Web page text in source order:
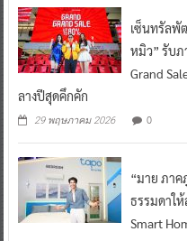
เซ็นทรัลพั
หมิว” รับภ
Grand
ลางปีสุดคึกคัก
29 พฤษภาคม 2026 0
“มาย ภา
ธรรมดาใ
Smart